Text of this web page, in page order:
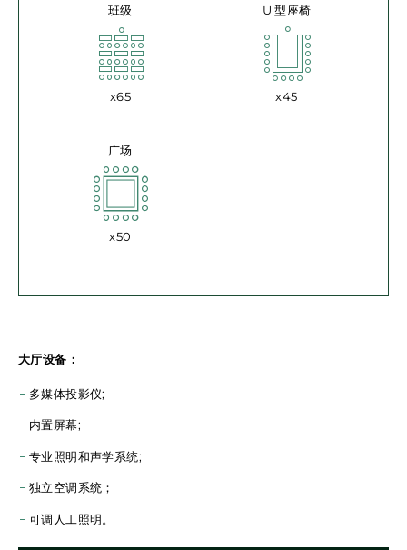
班级
x65
U 型座椅
x45
广场
x50
大厅设备：
多媒体投影仪;
内置屏幕;
专业照明和声学系统;
独立空调系统；
可调人工照明。